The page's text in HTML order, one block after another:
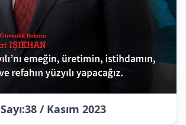
Sayı:38 / Kasım 2023